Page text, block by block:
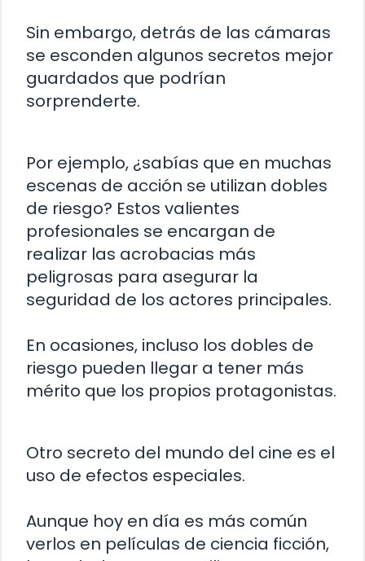
Sin embargo, detrás de las cámaras
se esconden algunos secretos mejor
guardados que podrían
sorprenderte.
Por ejemplo, ¿sabías que en muchas
escenas de acción se utilizan dobles
de riesgo? Estos valientes
profesionales se encargan de
realizar las acrobacias más
peligrosas para asegurar la
seguridad de los actores principales.
En ocasiones, incluso los dobles de
riesgo pueden llegar a tener más
mérito que los propios protagonistas.
Otro secreto del mundo del cine es el
uso de efectos especiales.
Aunque hoy en día es más común
verlos en películas de ciencia ficción,